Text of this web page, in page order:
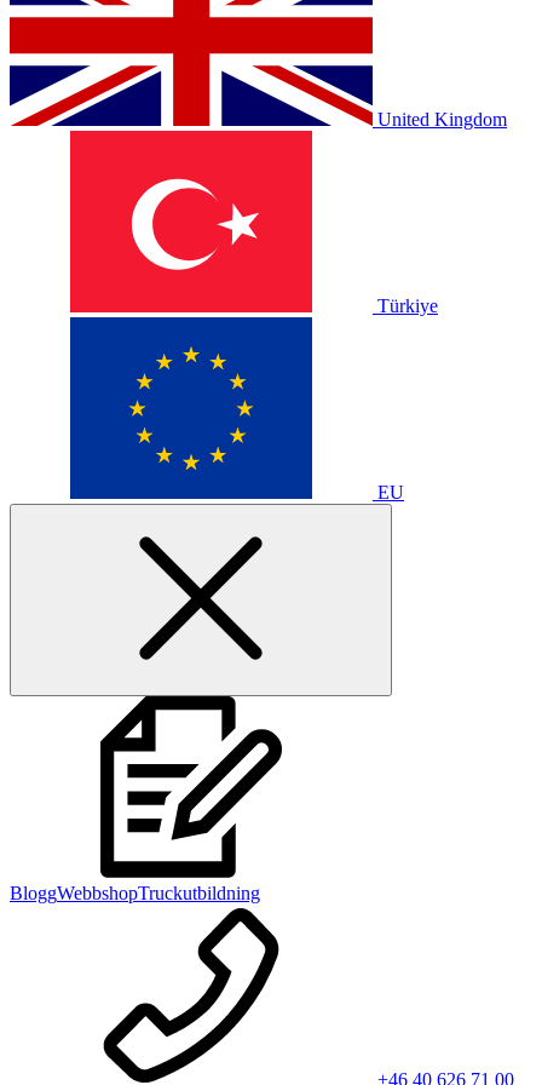
United Kingdom
Türkiye
EU
BloggWebbshopTruckutbildning
+46 40 626 71 00